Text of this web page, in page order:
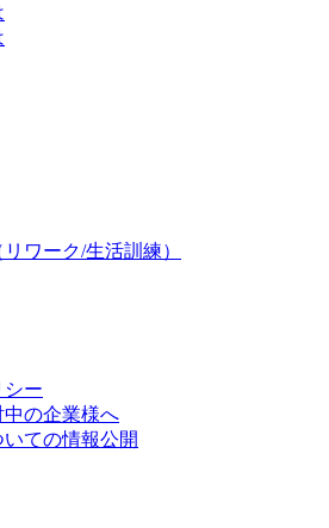
ワーク/生活訓練）
シー
の企業様へ
ての情報公開